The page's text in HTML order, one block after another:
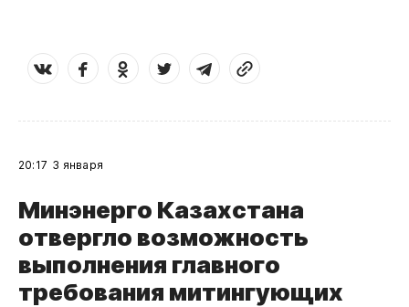
20:17 3 января
Минэнерго Казахстана
отвергло возможность
выполнения главного
требования митингующих